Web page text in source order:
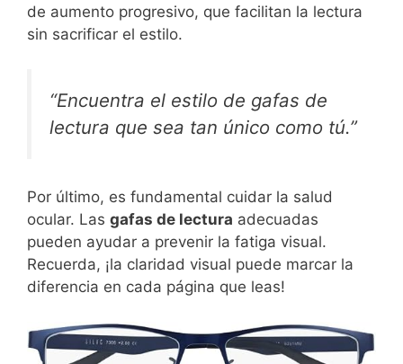
de aumento progresivo, que facilitan la lectura
sin sacrificar el estilo.
“Encuentra el estilo de gafas de
lectura que sea tan único como tú.”
Por último, es fundamental cuidar la salud
ocular. Las gafas de lectura adecuadas
pueden ayudar a prevenir la fatiga visual.
Recuerda, ¡la claridad visual puede marcar la
diferencia en cada página que leas!